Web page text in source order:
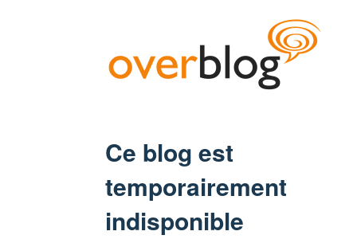
Ce blog est
temporairement
indisponible